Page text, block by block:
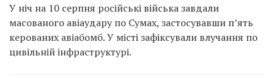
У ніч на 10 серпня російські війська завдали
масованого авіаудару по Сумах, застосувавши п’ять
керованих авіабомб. У місті зафіксували влучання по
цивільній інфраструктурі.